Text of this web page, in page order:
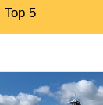
Top 5